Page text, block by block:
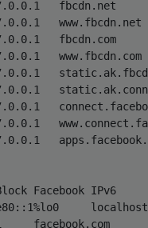
fbcdn.net
www.fbcdn.net
fbcdn.com
www.fbcdn.com
Facebook IPv6
localhost
facebook.com